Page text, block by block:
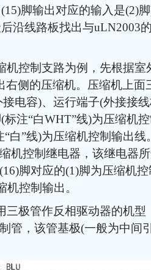
脚输出对应的输入是(2)
沿线路板找出与uLN2003
控制支路为例，先根据室
右侧的压缩机。压缩机上面
电容)、运行端子(外接接
标注“白WHT”线)为压缩机
白”线)为压缩机控制输出
机控制继电器，该继电器
脚对应的(1)脚为压缩机
机控制输出。
极管作反相驱动器的机型
管，该管基极(一般为中间